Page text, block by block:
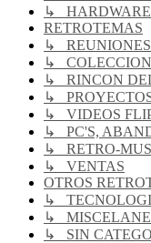
↳ HARDWARE
RETROTEMAS
↳
↳
↳ RINCON
↳
↳ VIDEOS
↳ PC'S,
↳ RETRO-
↳ VENTAS
OTROS
↳
↳
↳ SIN